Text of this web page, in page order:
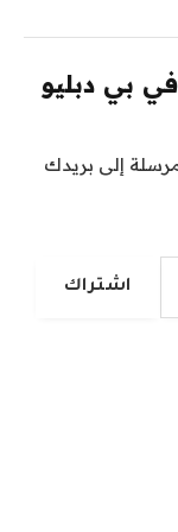
بي دبليو
إلى بريدك
اشتراك